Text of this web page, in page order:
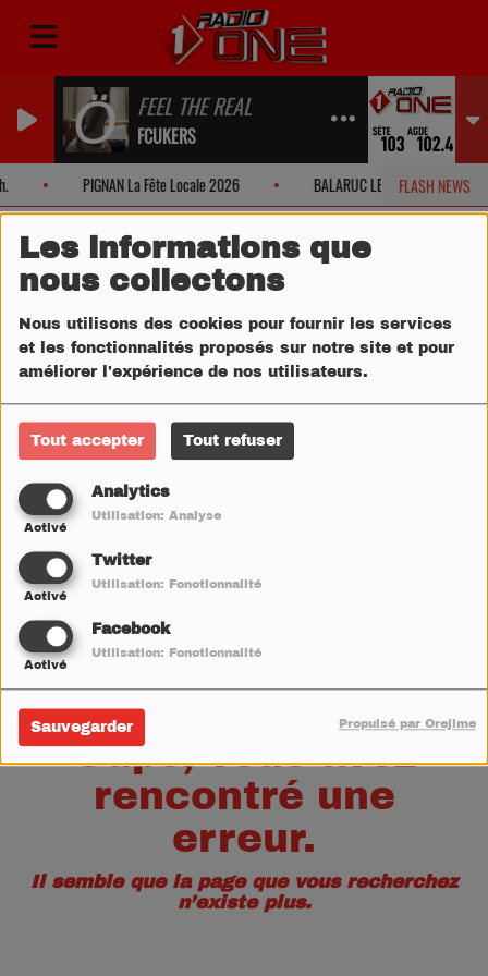
Les informations que
nous collectons
Nous utilisons des cookies pour fournir les services
et les fonctionnalités proposés sur notre site et pour
améliorer l'expérience de nos utilisateurs.
Tout accepter Tout refuser
Analytics
Activé
Utilisation: Analyse
Twitter
Activé
Utilisation: Fonctionnalité
Facebook
Activé
Utilisation: Fonctionnalité
Sauvegarder Propulsé par Orejime
FEEL THE REAL
FCUKERS
FLASH NEWS
PIGNAN La Fête Locale 2026 BALARUC LES BAINS Fête
Oups, vous avez
rencontré une
erreur.
Il semble que la page que vous recherchez
n’existe plus.